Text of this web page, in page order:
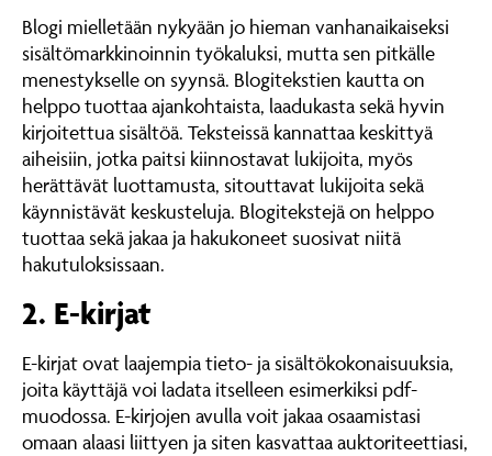
Blogi mielletään nykyään jo hieman vanhanaikaiseksi
sisältömarkkinoinnin työkaluksi, mutta sen pitkälle
menestykselle on syynsä. Blogitekstien kautta on
helppo tuottaa ajankohtaista, laadukasta sekä hyvin
kirjoitettua sisältöä. Teksteissä kannattaa keskittyä
aiheisiin, jotka paitsi kiinnostavat lukijoita, myös
herättävät luottamusta, sitouttavat lukijoita sekä
käynnistävät keskusteluja. Blogitekstejä on helppo
tuottaa sekä jakaa ja hakukoneet suosivat niitä
hakutuloksissaan.
2. E-kirjat
E-kirjat ovat laajempia tieto- ja sisältökokonaisuuksia,
joita käyttäjä voi ladata itselleen esimerkiksi pdf-
muodossa. E-kirjojen avulla voit jakaa osaamistasi
omaan alaasi liittyen ja siten kasvattaa auktoriteettiasi,